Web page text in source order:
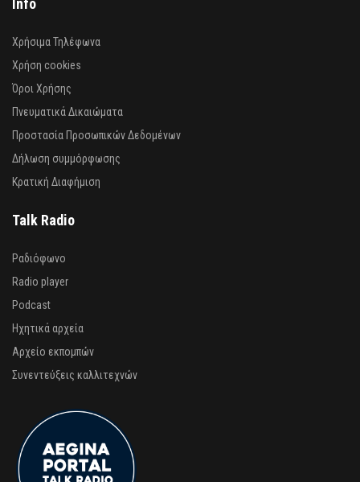
Info
Χρήσιμα Τηλέφωνα
Χρήση cookies
Όροι Χρήσης
Πνευματικά Δικαιώματα
Προστασία Προσωπικών Δεδομένων
Δήλωση συμμόρφωσης
Κρατική Διαφήμιση
Talk Radio
Ραδιόφωνο
Radio player
Podcast
Ηχητικά αρχεία
Αρχείο εκπομπών
Συνεντεύξεις καλλιτεχνών